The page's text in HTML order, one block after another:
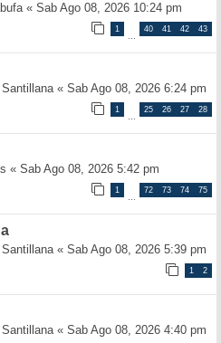
« Sab Ago 08, 2026 10:24 pm
1
…
40 41 42 43
Santillana« Sab Ago 08, 2026 6:24 pm
1
…
25 26 27 28
« Sab Ago 08, 2026 5:42 pm
1
…
72 73 74 75
Santillana« Sab Ago 08, 2026 5:39 pm
1 2
Santillana« Sab Ago 08, 2026 4:40 pm